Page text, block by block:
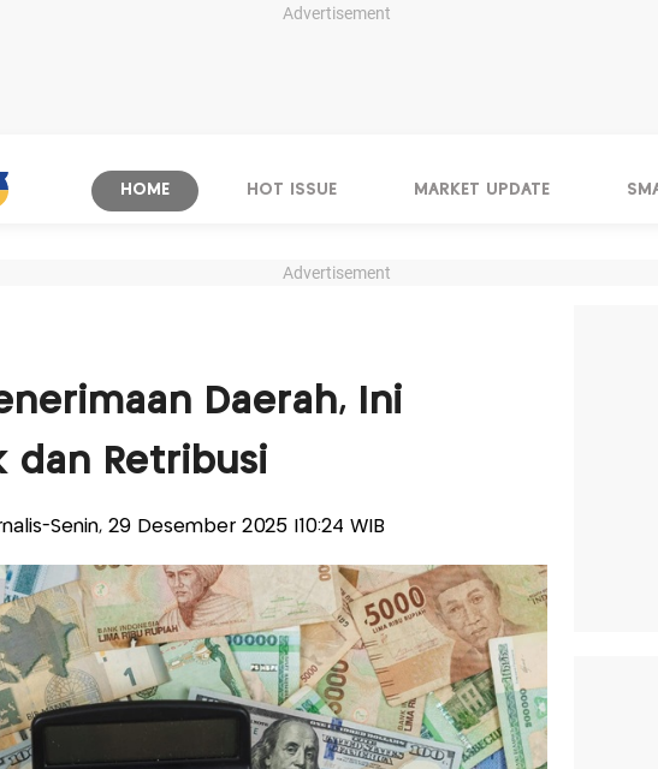
Advertisement
HOME HOT ISSUE MARKET UPDATE
Advertisement
Daerah, Ini
dan Retribusi
Senin, 29 Desember 2025 |10:24 WIB